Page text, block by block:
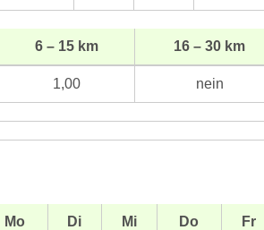
6 – 15 km 16 – 30 km
1,00 nein
Mo Di Mi Do Fr